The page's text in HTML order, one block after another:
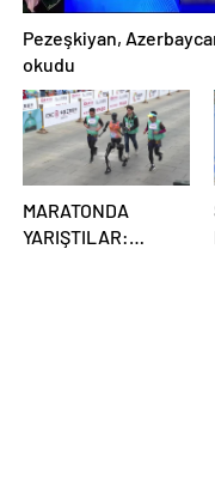
Pezeşkiyan,
okudu
MARATONDA
YARIŞTILAR: